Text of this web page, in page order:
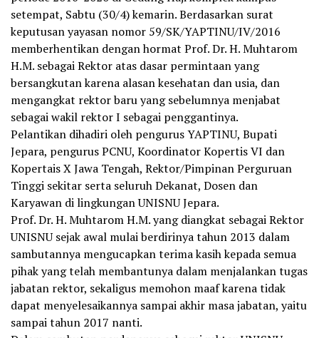
setempat, Sabtu (30/4) kemarin. Berdasarkan surat
keputusan yayasan nomor 59/SK/YAPTINU/IV/2016
memberhentikan dengan hormat Prof. Dr. H. Muhtarom
H.M. sebagai Rektor atas dasar permintaan yang
bersangkutan karena alasan kesehatan dan usia, dan
mengangkat rektor baru yang sebelumnya menjabat
sebagai wakil rektor I sebagai penggantinya.
Pelantikan dihadiri oleh pengurus YAPTINU, Bupati
Jepara, pengurus PCNU, Koordinator Kopertis VI dan
Kopertais X Jawa Tengah, Rektor/Pimpinan Perguruan
Tinggi sekitar serta seluruh Dekanat, Dosen dan
Karyawan di lingkungan UNISNU Jepara.
Prof. Dr. H. Muhtarom H.M. yang diangkat sebagai Rektor
UNISNU sejak awal mulai berdirinya tahun 2013 dalam
sambutannya mengucapkan terima kasih kepada semua
pihak yang telah membantunya dalam menjalankan tugas
jabatan rektor, sekaligus memohon maaf karena tidak
dapat menyelesaikannya sampai akhir masa jabatan, yaitu
sampai tahun 2017 nanti.